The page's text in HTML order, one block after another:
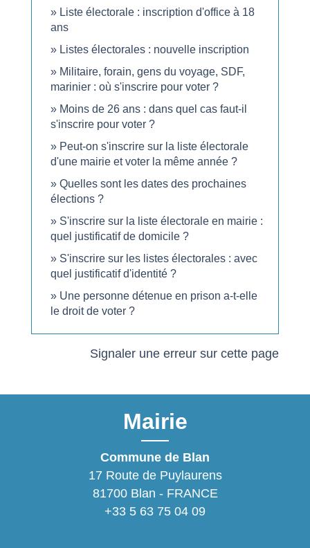
Liste électorale : inscription d'office à 18
ans
Listes électorales : nouvelle inscription
Militaire, forain, gens du voyage, SDF,
marinier : où s'inscrire pour voter ?
Moins de 26 ans : dans quel cas faut-il
s'inscrire pour voter ?
Peut-on s'inscrire sur la liste électorale
d'une mairie et voter la même année ?
Quelles sont les dates des prochaines
élections ?
S'inscrire sur la liste électorale en mairie :
quel justificatif de domicile ?
S'inscrire sur les listes électorales : avec
quel justificatif d'identité ?
Une personne détenue en prison a-t-elle
le droit de voter ?
Signaler une erreur sur cette page
Mairie
Commune de Blan
17 Route de Puylaurens
81700 Blan - FRANCE
+33 5 63 75 04 09